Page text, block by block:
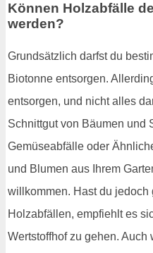
Können Holzabfälle
werden?
Grundsätzlich darfst du
Biotonne entsorgen.
entsorgen, und nicht alles
Schnittgut von Bäumen und
Gemüseabfälle oder
und Blumen aus Ihrem
willkommen. Hast du jedoch
Holzabfällen, empfiehlt es
Wertstoffhof zu gehen.